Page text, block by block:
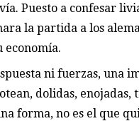
Puesto a confesar
la partida a los
economía.
ni fuerzas, una
dolidas,
forma, no es el que